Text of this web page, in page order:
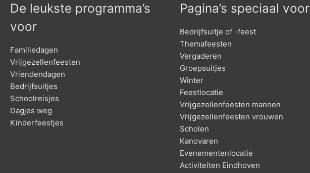
De leukste programma’s
voor
Familiedagen
Vrijgezellenfeesten
Vriendendagen
Bedrijfsuitjes
Schoolreisjes
Dagjes weg
Kinderfeestjes
Pagina’s speciaal voor
Bedrijfsuitje of -feest
Themafeesten
Vergaderen
Groepsuitjes
Winter
Feestlocatie
Vrijgezellenfeesten mannen
Vrijgezellenfeesten vrouwen
Scholen
Kanovaren
Evenementenlocatie
Activiteiten Eindhoven